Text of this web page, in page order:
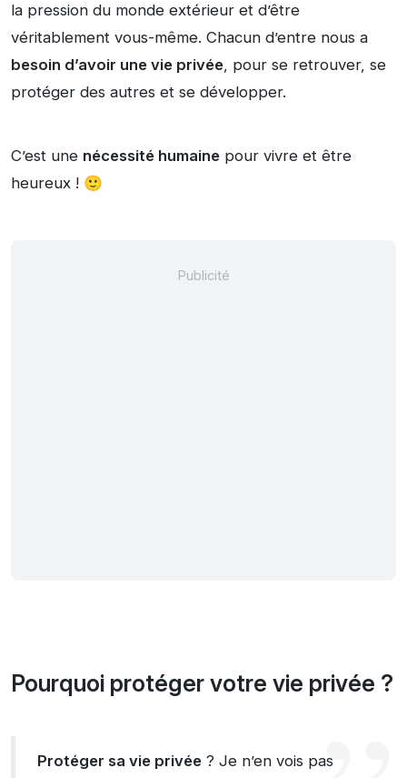
la pression du monde extérieur et d’être
véritablement vous-même. Chacun d’entre nous a
besoin d’avoir une vie privée, pour se retrouver, se
protéger des autres et se développer.
C’est une nécessité humaine pour vivre et être
heureux ! 🙂
Pourquoi protéger votre vie privée ?
Protéger sa vie privée ? Je n’en vois pas